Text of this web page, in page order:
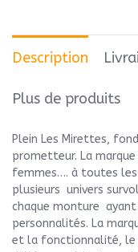
Description
Plus de produits
Plein Les Mirettes,
prometteur. La marque
femmes…. à toutes
plusieurs univers
chaque monture
personnalités. La
et la fonctionnalité, le